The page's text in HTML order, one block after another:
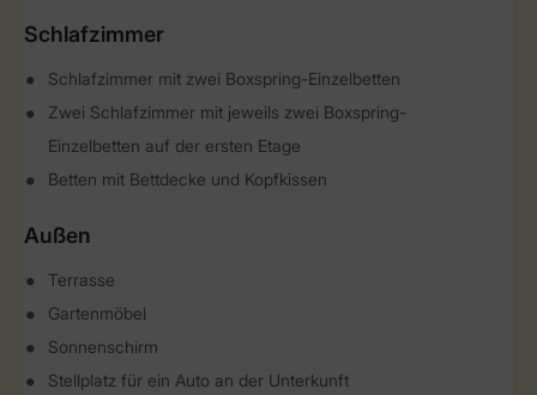
Schlafzimmer
Schlafzimmer mit zwei Boxspring-Einzelbetten
Zwei Schlafzimmer mit jeweils zwei Boxspring-
Einzelbetten auf der ersten Etage
Betten mit Bettdecke und Kopfkissen
Außen
Terrasse
Gartenmöbel
Sonnenschirm
Stellplatz für ein Auto an der Unterkunft